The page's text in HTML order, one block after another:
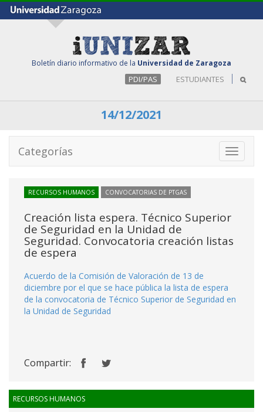
Boletín diario informativo de la Universidad de Zaragoza
PDI/PAS ESTUDIANTES
14/12/2021
Toggle
Categorías
RECURSOS HUMANOS CONVOCATORIAS DE PTGAS
Creación lista espera. Técnico Superior
de Seguridad en la Unidad de
Seguridad. Convocatoria creación listas
de espera
Acuerdo de la Comisión de Valoración de 13 de
diciembre por el que se hace pública la lista de espera
de la convocatoria de Técnico Superior de Seguridad en
la Unidad de Seguridad
Compartir:
RECURSOS HUMANOS